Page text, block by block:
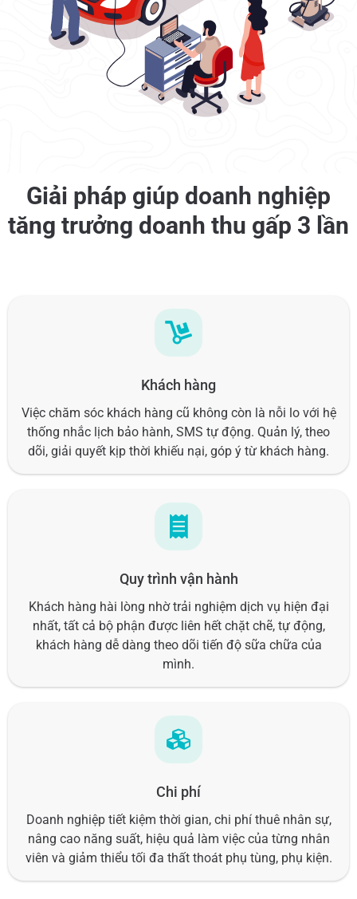
Giải pháp giúp doanh nghiệp
tăng trưởng doanh thu gấp 3 lần
Khách hàng
Việc chăm sóc khách hàng cũ không còn là nỗi lo với hệ
thống nhắc lịch bảo hành, SMS tự động. Quản lý, theo
dõi, giải quyết kịp thời khiếu nại, góp ý từ khách hàng.
Quy trình vận hành
Khách hàng hài lòng nhờ trải nghiệm dịch vụ hiện đại
nhất, tất cả bộ phận được liên hết chặt chẽ, tự động,
khách hàng dễ dàng theo dõi tiến độ sữa chữa của
mình.
Chi phí
Doanh nghiệp tiết kiệm thời gian, chi phí thuê nhân sự,
nâng cao năng suất, hiệu quả làm việc của từng nhân
viên và giảm thiểu tối đa thất thoát phụ tùng, phụ kiện.